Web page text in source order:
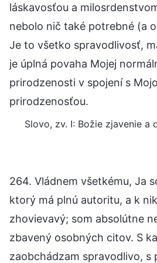
láskavosťou a
nebolo nič také potrebné (a
Je to všetko spravodlivosť,
je úplná povaha Mojej
prirodzenosti v spojení s
prirodzenosťou.
Slovo, zv. I: Božie zjavenie a
264. Vládnem všetkému, Ja
ktorý má plnú autoritu, a k
zhovievavý; som absolútne
zbavený osobných citov. S
zaobchádzam spravodlivo, s